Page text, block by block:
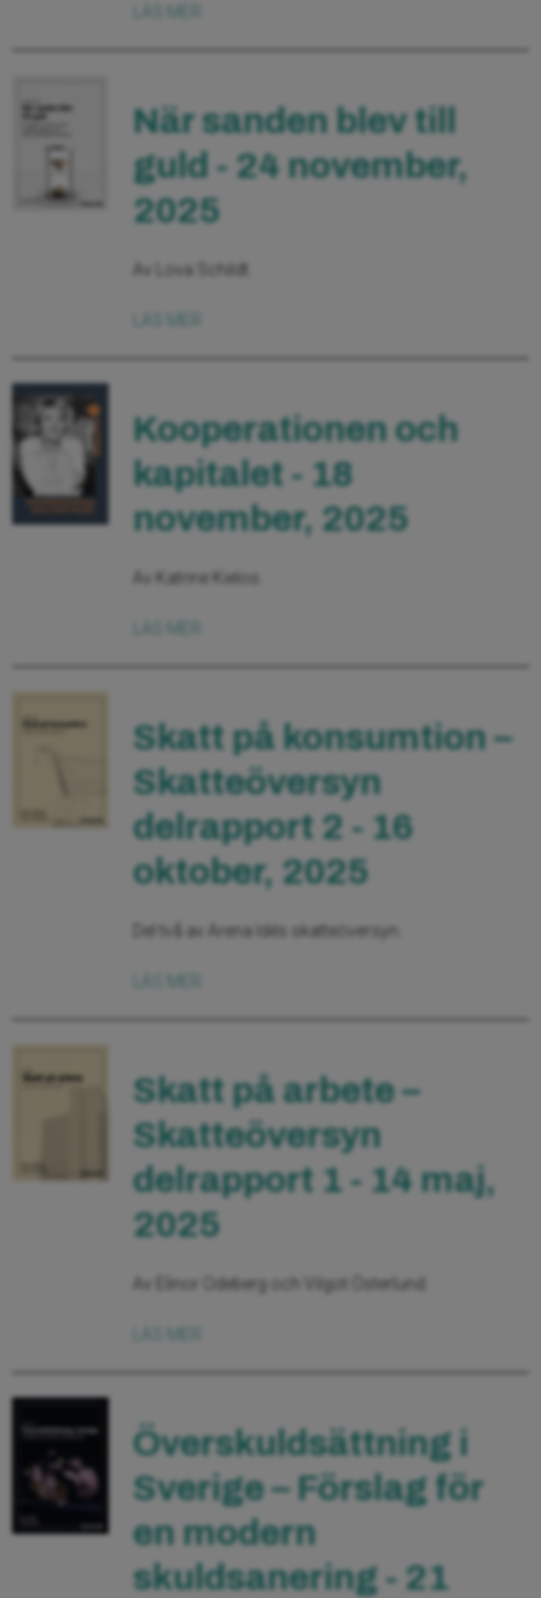
När sanden blev till
guld - 24 november,
2025
Av Lova Schildt.
Kooperationen och
kapitalet - 18
november, 2025
Av Katrine Kielos.
Skatt på konsumtion –
Skatteöversyn
delrapport 2 - 16
oktober, 2025
Del två av Arena Idés skatteöversyn.
Skatt på arbete –
Skatteöversyn
delrapport 1 - 14 maj,
2025
Av Elinor Odeberg och Vilgot Österlund.
Överskuldsättning i
Sverige – Förslag för
en modern
skuldsanering - 21